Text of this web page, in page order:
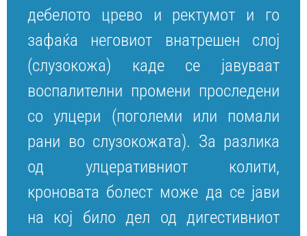
дебелото црево и ректумот и го
зафаќа неговиот внатрешен слој
(слузокожа) каде се јавуваат
воспалителни промени проследени
со улцери (поголеми или помали
рани во слузокожата). За разлика
од улцеративниот колити,
кроновата болест може да се јави
на кој било дел од дигестивниот